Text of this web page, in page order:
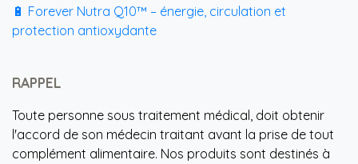
🔋 Forever Nutra Q10™ – énergie, circulation et
protection antioxydante
RAPPEL
Toute personne sous traitement médical, doit obtenir
l'accord de son médecin traitant avant la prise de tout
complément alimentaire. Nos produits sont destinés à